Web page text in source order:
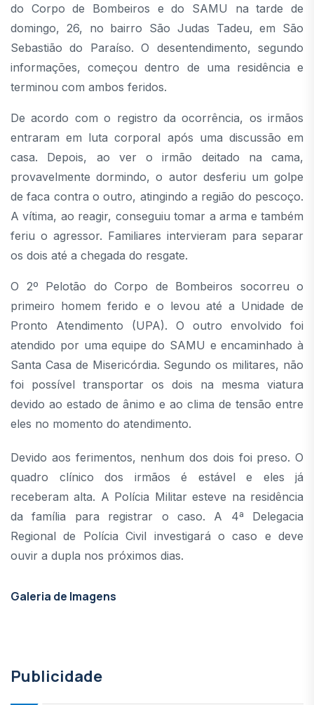
do Corpo de Bombeiros e do SAMU na tarde de
domingo, 26, no bairro São Judas Tadeu, em São
Sebastião do Paraíso. O desentendimento, segundo
informações, começou dentro de uma residência e
terminou com ambos feridos.
De acordo com o registro da ocorrência, os irmãos
entraram em luta corporal após uma discussão em
casa. Depois, ao ver o irmão deitado na cama,
provavelmente dormindo, o autor desferiu um golpe
de faca contra o outro, atingindo a região do pescoço.
A vítima, ao reagir, conseguiu tomar a arma e também
feriu o agressor. Familiares intervieram para separar
os dois até a chegada do resgate.
O 2º Pelotão do Corpo de Bombeiros socorreu o
primeiro homem ferido e o levou até a Unidade de
Pronto Atendimento (UPA). O outro envolvido foi
atendido por uma equipe do SAMU e encaminhado à
Santa Casa de Misericórdia. Segundo os militares, não
foi possível transportar os dois na mesma viatura
devido ao estado de ânimo e ao clima de tensão entre
eles no momento do atendimento.
Devido aos ferimentos, nenhum dos dois foi preso. O
quadro clínico dos irmãos é estável e eles já
receberam alta. A Polícia Militar esteve na residência
da família para registrar o caso. A 4ª Delegacia
Regional de Polícia Civil investigará o caso e deve
ouvir a dupla nos próximos dias.
Galeria de Imagens
Publicidade